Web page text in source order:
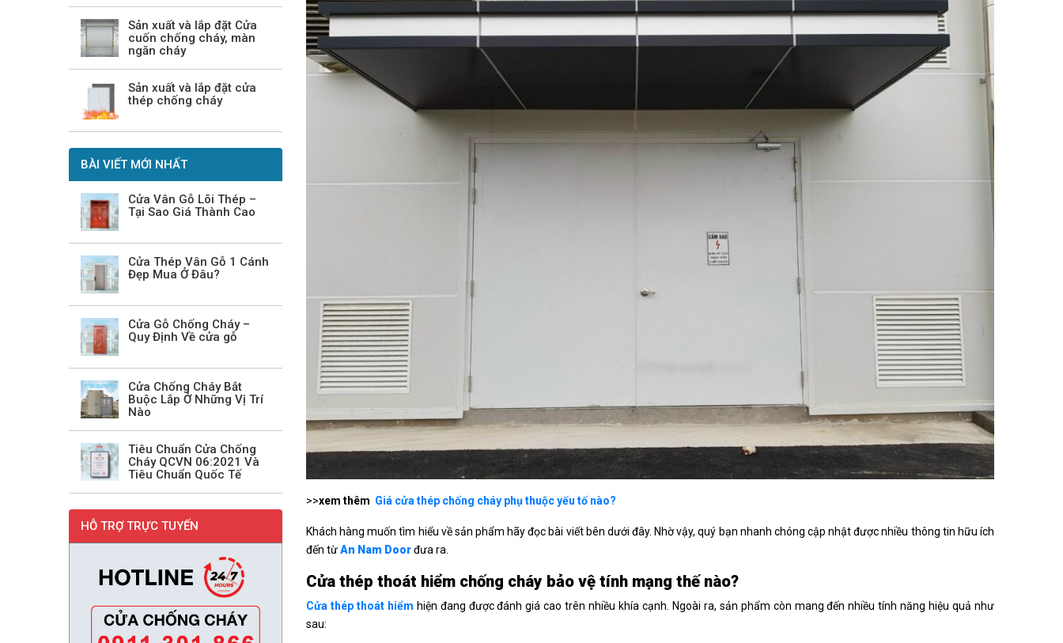
Sản xuất và lắp đặt Cửa
cuốn chống cháy, màn
ngăn cháy
Sản xuất và lắp đặt cửa
thép chống cháy
BÀI VIẾT MỚI NHẤT
Cửa Vân Gỗ Lõi Thép –
Tại Sao Giá Thành Cao
Cửa Thép Vân Gỗ 1 Cánh
Đẹp Mua Ở Đâu?
Cửa Gỗ Chống Cháy –
Quy Định Về cửa gỗ
Cửa Chống Cháy Bắt
Buộc Lắp Ở Những Vị Trí
Nào
Tiêu Chuẩn Cửa Chống
Cháy QCVN 06:2021 Và
Tiêu Chuẩn Quốc Tế
HỖ TRỢ TRỰC TUYẾN
>>xem thêm Giá cửa thép chống cháy phụ thuộc yếu tố nào?
Khách hàng muốn tìm hiểu về sản phẩm hãy đọc bài viết bên dưới đây. Nhờ vậy, quý bạn nhanh chóng cập nhật được nhiều thông tin hữu ích
đến từAn Nam Doorđưa ra.
Cửa thép thoát hiểm chống cháy bảo vệ tính mạng thế nào?
Cửa thép thoát hiểm hiện đang được đánh giá cao trên nhiều khía cạnh. Ngoài ra, sản phẩm còn mang đến nhiều tính năng hiệu quả như
sau: